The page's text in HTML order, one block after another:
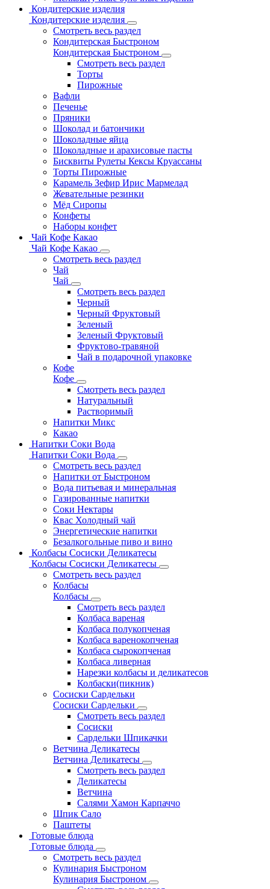
Кондитерские изделия
Кондитерские изделия
Смотреть весь раздел
Кондитерская Быстроном
Кондитерская Быстроном
Смотреть весь раздел
Торты
Пирожные
Вафли
Печенье
Пряники
Шоколад и батончики
Шоколадные яйца
Шоколадные и арахисовые пасты
Бисквиты Рулеты Кексы Круассаны
Торты Пирожные
Карамель Зефир Ирис Мармелад
Жевательные резинки
Мёд Сиропы
Конфеты
Наборы конфет
Чай Кофе Какао
Чай Кофе Какао
Смотреть весь раздел
Чай
Чай
Смотреть весь раздел
Черный
Черный Фруктовый
Зеленый
Зеленый Фруктовый
Фруктово-травяной
Чай в подарочной упаковке
Кофе
Кофе
Смотреть весь раздел
Натуральный
Растворимый
Напитки Микс
Какао
Напитки Соки Вода
Напитки Соки Вода
Смотреть весь раздел
Напитки от Быстроном
Вода питьевая и минеральная
Газированные напитки
Соки Нектары
Квас Холодный чай
Энергетические напитки
Безалкогольные пиво и вино
Колбасы Сосиски Деликатесы
Колбасы Сосиски Деликатесы
Смотреть весь раздел
Колбасы
Колбасы
Смотреть весь раздел
Колбаса вареная
Колбаса полукопченая
Колбаса варенокопченая
Колбаса сырокопченая
Колбаса ливерная
Нарезки колбасы и деликатесов
Колбаски(пикник)
Сосиски Сардельки
Сосиски Сардельки
Смотреть весь раздел
Сосиски
Сардельки Шпикачки
Ветчина Деликатесы
Ветчина Деликатесы
Смотреть весь раздел
Деликатесы
Ветчина
Салями Хамон Карпаччо
Шпик Сало
Паштеты
Готовые блюда
Готовые блюда
Смотреть весь раздел
Кулинария Быстроном
Кулинария Быстроном